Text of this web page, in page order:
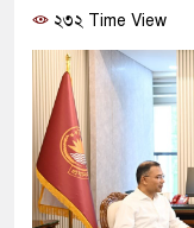
২৩২ Time View